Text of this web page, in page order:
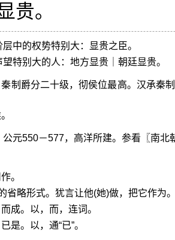
贵。
中的权势特别大：显贵之臣。
特别大的人：地方显贵｜朝廷显贵。
制爵分二十级，彻侯位最高。汉承秦
公元550－577，高洋所建。参看〖南北
。
省略形式。犹言让他(她)做，把它作为
成。以，而，连词。
是。以，通“已”。